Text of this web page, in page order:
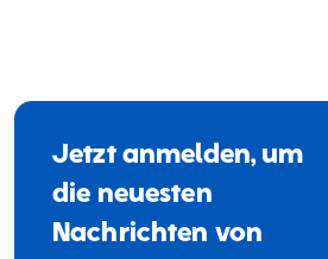
Jetzt anmelden, um
die neuesten
Nachrichten von